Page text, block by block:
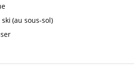
(au sous-sol)